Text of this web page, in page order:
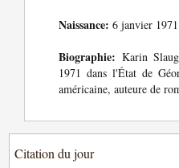
Naissance: 6 janvier
Biographie: Karin
1971 dans l'État de
américaine, auteure de
Citation du jour